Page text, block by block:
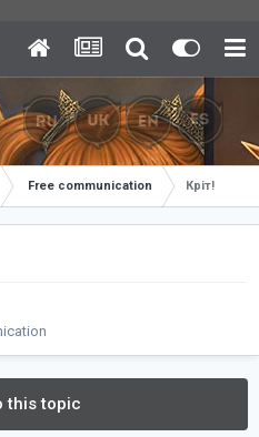
Free communication Кріт!
this topic